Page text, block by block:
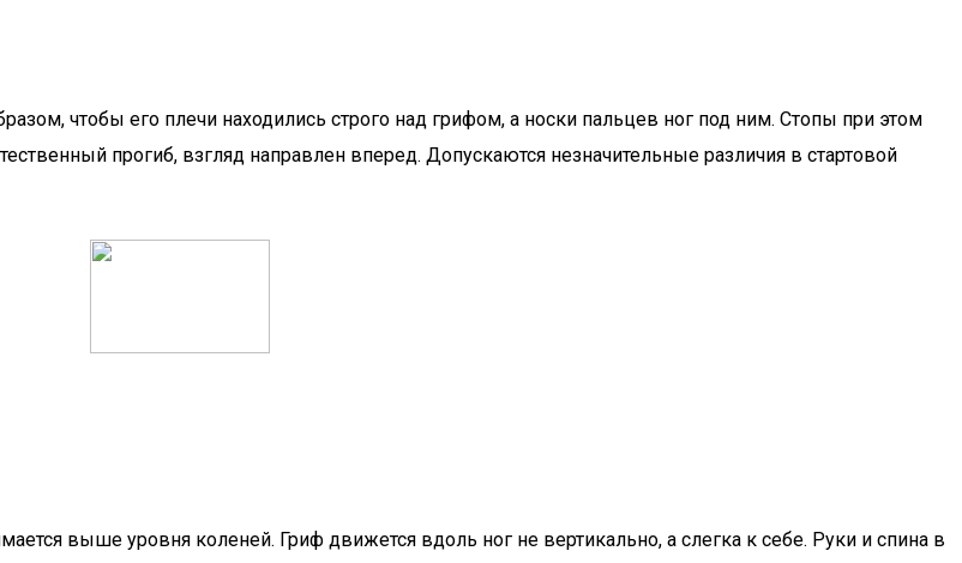
чтобы его плечи находились строго над грифом, а носки пальцев ног под ним. Стопы при этом
прогиб, взгляд направлен вперед. Допускаются незначительные различия в стартовой
выше уровня коленей. Гриф движется вдоль ног не вертикально, а слегка к себе. Руки и спина в